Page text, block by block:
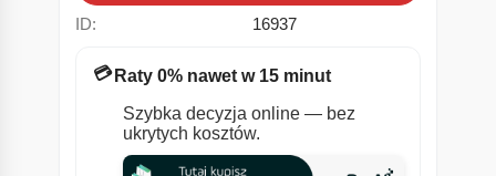
ID: 16937
💳 Raty 0% nawet w 15 minut
Szybka decyzja online — bez
ukrytych kosztów.